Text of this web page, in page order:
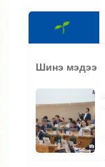
Шинэ мэдээ